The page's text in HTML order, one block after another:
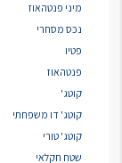
מיני פנטהאוז
נכס מסחרי
פטיו
פנטהאוז
קוטג'
קוטג' דו משפחתי
קוטג' טורי
שטח חקלאי